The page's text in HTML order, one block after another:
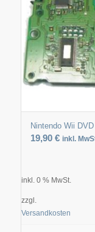
Nintendo Wii
19,90 € inkl.
inkl. 0 % MwSt.
zzgl.
Versandkosten